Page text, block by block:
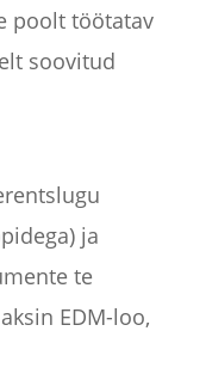
poolt töötatav
soovitud
ja
te
EDM-loo,